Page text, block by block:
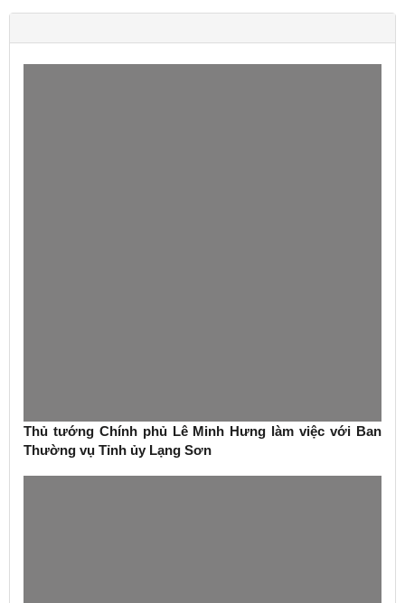
Thủ tướng Chính phủ Lê Minh Hưng làm việc với Ban
Thường vụ Tỉnh ủy Lạng Sơn